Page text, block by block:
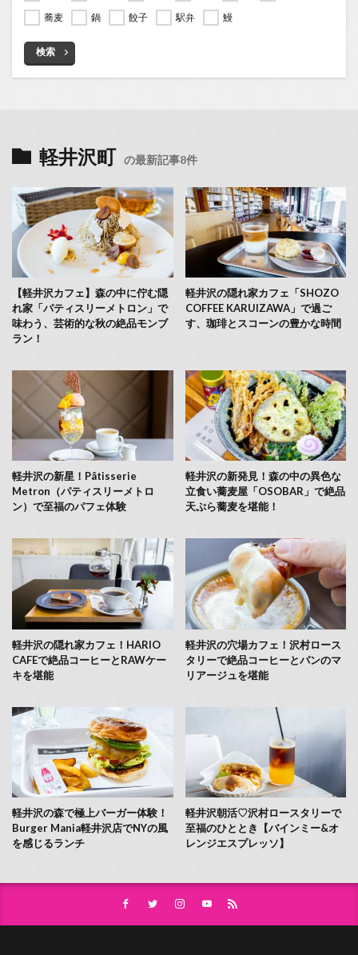
蕎麦
鍋 餃子 駅弁 鰻
検索
軽井沢町 の最新記事8件
【軽井沢カフェ】森の中に佇む隠
れ家「パティスリーメトロン」で
味わう、芸術的な秋の絶品モンブ
ラン！
軽井沢の隠れ家カフェ「SHOZO
COFFEE KARUIZAWA」で過ご
す、珈琲とスコーンの豊かな時間
軽井沢の新星！Pâtisserie
Metron（パティスリーメトロ
ン）で至福のパフェ体験
軽井沢の新発見！森の中の異色な
立食い蕎麦屋「OSOBAR」で絶品
天ぷら蕎麦を堪能！
軽井沢の隠れ家カフェ！HARIO
CAFEで絶品コーヒーとRAWケー
キを堪能
軽井沢の穴場カフェ！沢村ロース
タリーで絶品コーヒーとパンのマ
リアージュを堪能
軽井沢の森で極上バーガー体験！
Burger Mania軽井沢店でNYの風
を感じるランチ
軽井沢朝活♡沢村ロースタリーで
至福のひととき【バインミー&オ
レンジエスプレッソ】